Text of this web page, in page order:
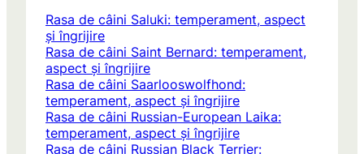
Rasa de câini Saluki: temperament, aspect
și îngrijire
Rasa de câini Saint Bernard: temperament,
aspect și îngrijire
Rasa de câini Saarlooswolfhond:
temperament, aspect și îngrijire
Rasa de câini Russian-European Laika:
temperament, aspect și îngrijire
Rasa de câini Russian Black Terrier: